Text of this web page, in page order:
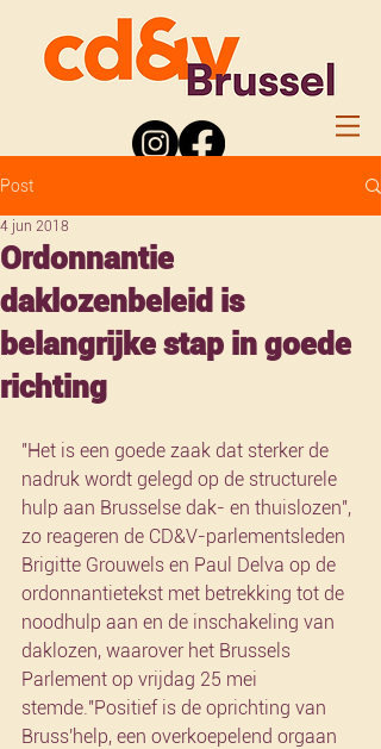
Post
Ordonnantie
daklozenbeleid is
belangrijke stap in goede
richting
4 jun 2018
"Het is een goede zaak dat sterker de
nadruk wordt gelegd op de structurele
hulp aan Brusselse dak- en thuislozen",
zo reageren de CD&V-parlementsleden
Brigitte Grouwels en Paul Delva op de
ordonnantietekst met betrekking tot de
noodhulp aan en de inschakeling van
daklozen, waarover het Brussels
Parlement op vrijdag 25 mei
stemde."Positief is de oprichting van
Bruss'help, een overkoepelend orgaan